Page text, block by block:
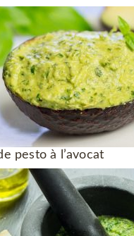
pesto à l’avocat